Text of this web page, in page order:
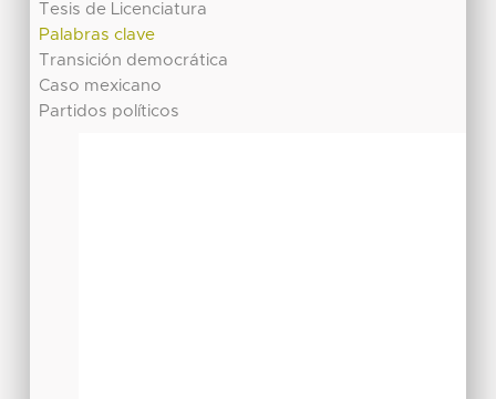
Tesis de Licenciatura
Palabras clave
Transición democrática
Caso mexicano
Partidos políticos